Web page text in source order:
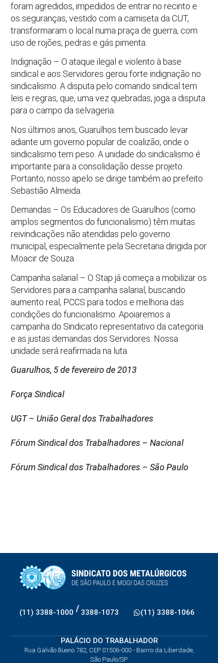
foram agredidos, impedidos de entrar no recinto e
os seguranças, vestido com a camiseta da CUT,
transformaram o local numa praça de guerra, com
uso de rojões, pedras e gás pimenta.
Indignação – O ataque ilegal e violento à base
sindical e aos Servidores gerou forte indignação no
sindicalismo. A disputa pelo comando sindical tem
leis e regras, que, uma vez quebradas, joga a disputa
para o campo da selvageria.
Nos últimos anos, Guarulhos tem buscado levar
adiante um governo popular de coalizão, onde o
sindicalismo tem peso. A unidade do sindicalismo é
importante para a consolidação desse projeto.
Portanto, nosso apelo se dirige também ao prefeito
Sebastião Almeida.
Demandas – Os Educadores de Guarulhos (como
amplos segmentos do funcionalismo) têm muitas
reivindicações não atendidas pelo governo
municipal, especialmente pela Secretaria dirigida por
Moacir de Souza.
Campanha salarial – O Stap já começa a mobilizar os
Servidores para a campanha salarial, buscando
aumento real, PCCS para todos e melhoria das
condições do funcionalismo. Apoiaremos a
campanha do Sindicato representativo da categoria
e as justas demandas dos Servidores. Nossa
unidade será reafirmada na luta.
Guarulhos, 5 de fevereiro de 2013
Força Sindical
UGT – União Geral dos Trabalhadores
Fórum Sindical dos Trabalhadores – Nacional
Fórum Sindical dos Trabalhadores – São Paulo
(11) 3388-1000 / 3388-1073 (11) 3388-1066
PALÁCIO DO TRABALHADOR
Rua Galvão Bueno 782, CEP 01506-000 - Bairro da Liberdade,
São Paulo/SP